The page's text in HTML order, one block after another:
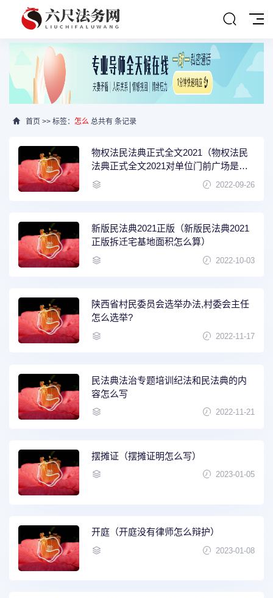
首页 >> 标签： 怎么 总共有 条记录
物权法民法典正式全文2021（物权法民
法典正式全文2021对单位门前广场是怎
么界定的）
2022-09-26
新版民法典2021正版（新版民法典2021
正版拆迁宅基地面积怎么算）
2022-10-03
陕西省村民委员会选举办法,村委会主任
怎么选举?
2022-11-17
民法典法治专题培训纪法和民法典的内
容怎么写
2022-11-21
摆摊证（摆摊证明怎么写）
2023-01-05
开庭（开庭没有律师怎么辩护）
2023-01-08